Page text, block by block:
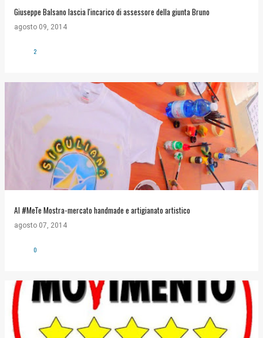
Giuseppe Balsano lascia l'incarico di assessore della giunta Bruno
agosto 09, 2014
2
Al #MeTe Mostra-mercato handmade e artigianato artistico
agosto 07, 2014
0